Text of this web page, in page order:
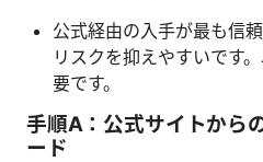
公式経由の入手が最も信
リスクを抑えやすいです
要です。
手順A：公式サイトから
ード